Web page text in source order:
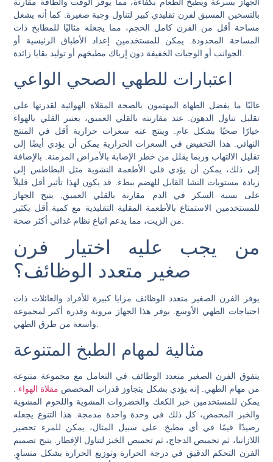
الجهاز بسرعة ويطبخ الطعام بكفاءة، مما يوفر الوقت والطاقة مقارنة
بالتسخين المسبق لفرن تقليدي كبير لتناول وجبة صغيرة. كما أنه يشغل
مساحة أقل من الفرن كامل الحجم، مما يجعله مثاليًا للمطابخ ذات
المساحة المحدودة. يمكن للمستخدمين إعداد الأطباق الرئيسية أو
الجوانب أو الوجبات الخفيفة دون إرباك مطبخهم أو توليد بقايا زائدة.
اعتبارات للطهي الصحي الواعي
غالبًا ما يفضل الطهاة المهتمون بالصحة المقلاة الهوائية لقدرتها على
تقليل تناول الدهون. عند مقارنته بالقلي العميق، يعتبر القلي بالهواء
خيارًا صحيًا بشكل عام. وينتج عنه سعرات حرارية أقل في المنتج
النهائي. هذا التخفيض في السعرات الحرارية يمكن أن يؤدي أيضًا إلى
تقليل الالتهاب وربما يقلل من خطر الإصابة بالأمراض المزمنة. بالإضافة
إلى ذلك، يمكن أن يؤدي قلي الأطعمة النشوية مثل البطاطس إلى
زيادة مستويات النشا القابل للهضم ببطء. قد يكون لهذا تأثير أقل قليلاً
على نسبة السكر في الدم مقارنة بالقلي العميق. يتيح الجهاز
للمستخدمين الاستمتاع بالأطعمة المقلية التقليدية مع كمية أقل بكثير
من يجب عليه اختيار فرن
صغير متعدد الوظائف؟
يوفر الفرن الصغير متعدد الوظائف مزايا كبيرة للأفراد والعائلات ذات
احتياجات الطهي الأوسع. يوفر هذا الجهاز مرونة وقدرة أكبر لمجموعة
مثالية لمهام الطبخ المتنوعة
يتفوق الفرن الصغير متعدد الوظائف في التعامل مع مجموعة متنوعة
من مهام الطهي. إنه يؤدي بشكل يتجاوز قدرات المخصص مقلاة الهواء
يمكن للمستخدمين خبز الكعك والخضروات المشوية واللحوم المشوية
والخبز المحمص، كل ذلك في وحدة واحدة مدمجة. هذا التنوع يجعله
رصيدًا قيمًا في أي مطبخ. على سبيل المثال، يمكن للمرء تحضير
اللازانيا، ثم تحميص الدجاج، ثم تحميص الخبز لتناول الإفطار. يتيح تصميم
الفرن التحكم الدقيق في درجة الحرارة وتوزيع الحرارة بشكل متساوٍ.